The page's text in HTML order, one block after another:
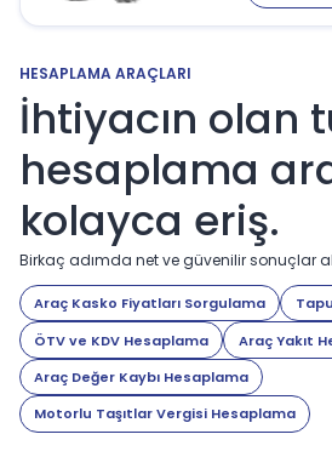
HESAPLAMA ARAÇLARI
İhtiyacın olan
hesaplama
kolayca eriş.
Birkaç adımda net ve güvenilir sonuçlar
Araç Kasko Fiyatları Sorgulama
ÖTV ve KDV Hesaplama
Araç Yakıt
Araç Değer Kaybı Hesaplama
Motorlu Taşıtlar Vergisi Hesaplama